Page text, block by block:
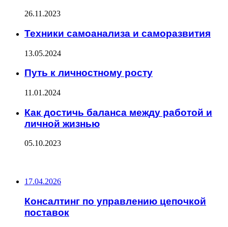
26.11.2023
Техники самоанализа и саморазвития
13.05.2024
Путь к личностному росту
11.01.2024
Как достичь баланса между работой и
личной жизнью
05.10.2023
17.04.2026
Консалтинг по управлению цепочкой
поставок